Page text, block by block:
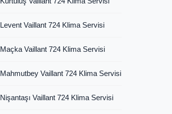
Levent Vaillant 724 Klima Servisi
Maçka Vaillant 724 Klima Servisi
Mahmutbey Vaillant 724 Klima Servisi
Nişantaşı Vaillant 724 Klima Servisi